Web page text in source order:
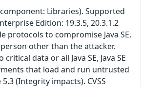
Libraries). Supported
Edition: 19.3.5, 20.3.1.2
to compromise Java SE,
other than the attacker.
data or all Java SE, Java SE
that load and run untrusted
(Integrity impacts). CVSS